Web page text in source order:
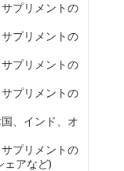
プリメントの
プリメントの
プリメントの
プリメントの
、インド、オ
プリメントの
ェアなど)